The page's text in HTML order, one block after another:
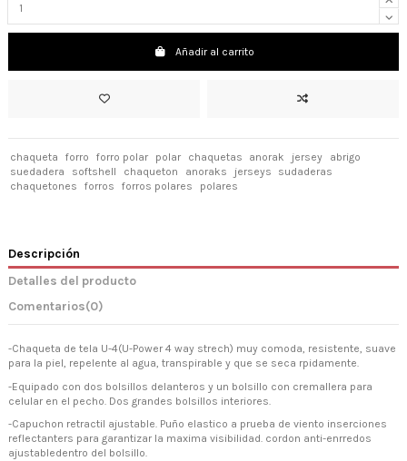
Añadir al carrito
chaqueta forro forro polar polar chaquetas anorak jersey
abrigo
suedadera
softshell chaqueton anoraks jerseys
sudaderas
chaquetones
forros forros polares polares
Descripción
Detalles del producto
Comentarios(0)
-Chaqueta de tela U-4(U-Power 4 way strech) muy comoda, resistente, suave
para la piel, repelente al agua, transpirable y que se seca rpidamente.
-Equipado con dos bolsillos delanteros y un bolsillo con cremallera para
celular en el pecho. Dos grandes bolsillos interiores.
-Capuchon retractil ajustable. Puño elastico a prueba de viento inserciones
reflectanters para garantizar la maxima visibilidad. cordon anti-enrredos
ajustabledentro del bolsillo.